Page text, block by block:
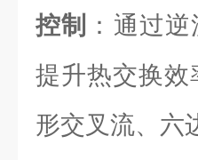
控制
：通过
提升热交换效
形交叉流、六